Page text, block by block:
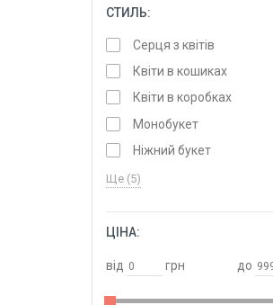
СТИЛЬ:
Серця з квітів
Квіти в кошиках
Квіти в коробках
Монобукет
Ніжний букет
Ще (5)
ЦІНА:
від грн до